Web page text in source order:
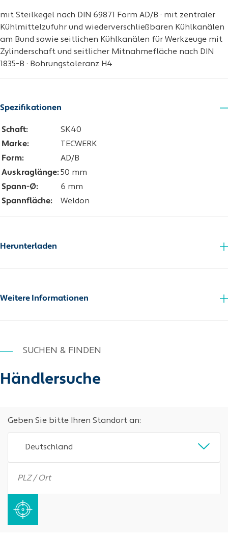
mit Steilkegel nach DIN 69871 Form AD/B · mit zentraler
Kühlmittelzufuhr und wiederverschließbaren Kühlkanälen
am Bund sowie seitlichen Kühlkanälen für Werkzeuge mit
Zylinderschaft und seitlicher Mitnahmefläche nach DIN
1835-B · Bohrungstoleranz H4
Spezifikationen
Schaft:
SK40
Marke:
TECWERK
Form:
AD/B
Auskraglänge: 50 mm
Spann-Ø:
6 mm
Spannfläche:
Weldon
Herunterladen
Zusatzinfo_PDF
Weitere Informationen
SUCHEN & FINDEN
Händlersuche
Geben Sie bitte Ihren Standort an:
Deutschland